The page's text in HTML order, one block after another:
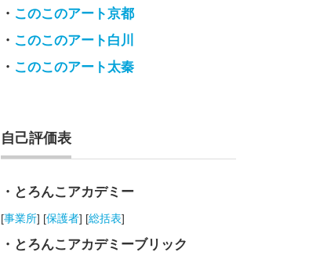
・ このこのアート京都
・ このこのアート白川
・ このこのアート太秦
自己評価表
・とろんこアカデミー
[事業所] [保護者] [総括表]
・とろんこアカデミーブリック